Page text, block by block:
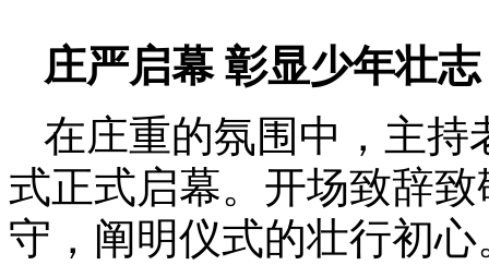
庄严启幕 彰显少年壮志
在庄重的氛围中，主持
式正式启幕。开场致辞
守，阐明仪式的壮行初